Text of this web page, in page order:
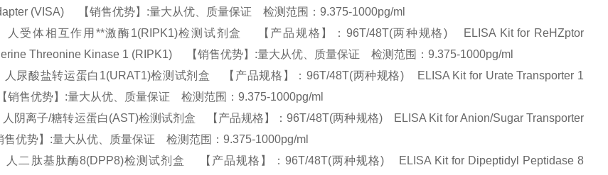
(VISA) 【销售优势】:量大从优、质量保证 检测范围：9.375-1000pg/ml
受体相互作用**激酶1(RIPK1)检测试剂盒 【产品规格】：96T/48T(两种规格) ELISA Kit for ReHZptor
Threonine Kinase 1 (RIPK1) 【销售优势】:量大从优、质量保证 检测范围：9.375-1000pg/ml
尿酸盐转运蛋白1(URAT1)检测试剂盒 【产品规格】：96T/48T(两种规格) ELISA Kit for Urate Transporter 1
售优势】:量大从优、质量保证 检测范围：9.375-1000pg/ml
阴离子/糖转运蛋白(AST)检测试剂盒 【产品规格】：96T/48T(两种规格) ELISA Kit for Anion/Sugar Transporter
优势】:量大从优、质量保证 检测范围：9.375-1000pg/ml
二肽基肽酶8(DPP8)检测试剂盒 【产品规格】：96T/48T(两种规格) ELISA Kit for Dipeptidyl Peptidase 8